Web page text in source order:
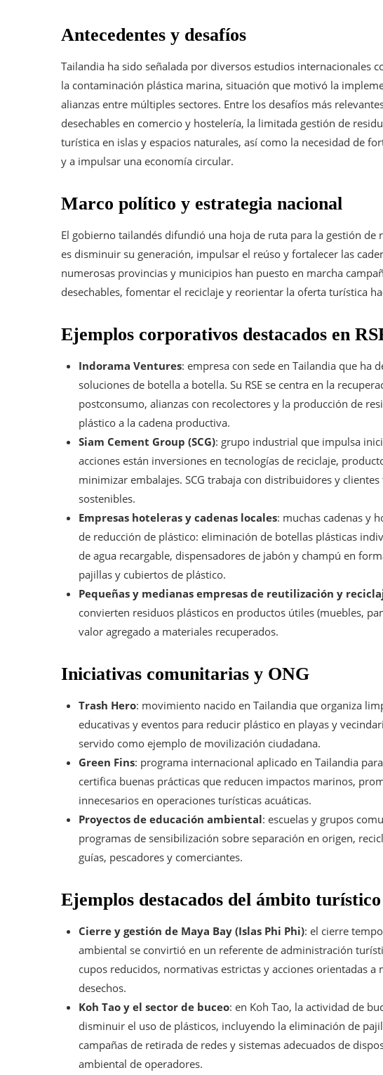
Antecedentes y desafíos
Tailandia ha sido señalada por diversos estudios internacionales
la contaminación plástica marina, situación que motivó la
alianzas entre múltiples sectores. Entre los desafíos más
desechables en comercio y hostelería, la limitada gestión de
turística en islas y espacios naturales, así como la necesidad de
y a impulsar una economía circular.
Marco político y estrategia nacional
El gobierno tailandés difundió una hoja de ruta para la gestión
es disminuir su generación, impulsar el reúso y fortalecer las
numerosas provincias y municipios han puesto en marcha
desechables, fomentar el reciclaje y reorientar la oferta turística
Ejemplos corporativos destacados en
Indorama Ventures: empresa con sede en Tailandia que ha
soluciones de botella a botella. Su RSE se centra en la
postconsumo, alianzas con recolectores y la producción de
plástico a la cadena productiva.
Siam Cement Group (SCG): grupo industrial que impulsa
acciones están inversiones en tecnologías de reciclaje,
minimizar embalajes. SCG trabaja con distribuidores y
sostenibles.
Empresas hoteleras y cadenas locales: muchas cadenas y
de reducción de plástico: eliminación de botellas plásticas
de agua recargable, dispensadores de jabón y champú en
pajillas y cubiertos de plástico.
Pequeñas y medianas empresas de reutilización y
convierten residuos plásticos en productos útiles (muebles,
valor agregado a materiales recuperados.
Iniciativas comunitarias y ONG
Trash Hero: movimiento nacido en Tailandia que organiza
educativas y eventos para reducir plástico en playas y
servido como ejemplo de movilización ciudadana.
Green Fins: programa internacional aplicado en Tailandia
certifica buenas prácticas que reducen impactos marinos,
innecesarios en operaciones turísticas acuáticas.
Proyectos de educación ambiental: escuelas y grupos
programas de sensibilización sobre separación en origen,
guías, pescadores y comerciantes.
Ejemplos destacados del ámbito turístico
Cierre y gestión de Maya Bay (Islas Phi Phi): el cierre
ambiental se convirtió en un referente de administración
cupos reducidos, normativas estrictas y acciones orientadas
desechos.
Koh Tao y el sector de buceo: en Koh Tao, la actividad de
disminuir el uso de plásticos, incluyendo la eliminación de
campañas de retirada de redes y sistemas adecuados de
ambiental de operadores.